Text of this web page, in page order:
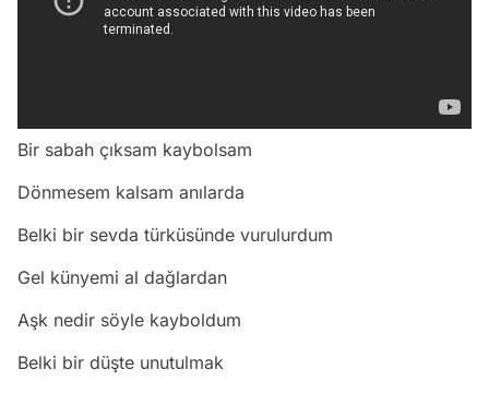
Bir sabah çıksam kaybolsam
Dönmesem kalsam anılarda
Belki bir sevda türküsünde vurulurdum
Gel künyemi al dağlardan
Aşk nedir söyle kayboldum
Belki bir düşte unutulmak